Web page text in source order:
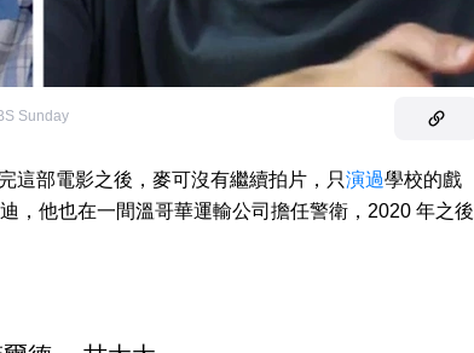
Sunday
這部電影之後，麥可沒有繼續拍片，只演過學校的戲
，他也在一間溫哥華運輸公司擔任警衛，2020 年之後